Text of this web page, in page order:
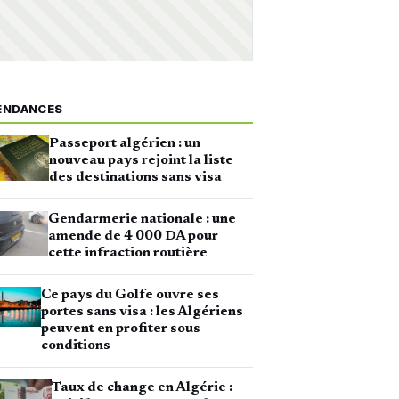
Passeport algérien : un
nouveau pays rejoint la liste
des destinations sans visa
Gendarmerie nationale : une
amende de 4 000 DA pour
cette infraction routière
Ce pays du Golfe ouvre ses
portes sans visa : les Algériens
peuvent en profiter sous
conditions
Taux de change en Algérie :